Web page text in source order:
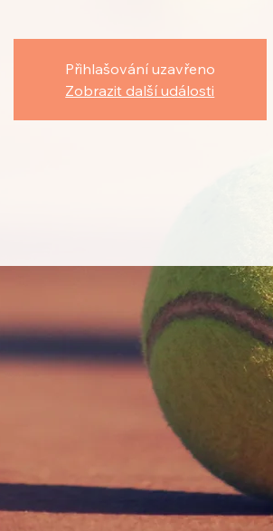
Přihlašování uzavřeno
Zobrazit další události